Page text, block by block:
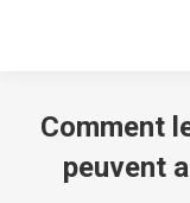
Comment
peuvent